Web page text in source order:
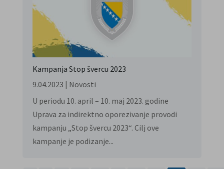
Kampanja Stop švercu 2023
9.04.2023 | Novosti
U periodu 10. april – 10. maj 2023. godine
Uprava za indirektno oporezivanje provodi
kampanju „Stop švercu 2023“. Cilj ove
kampanje je podizanje...